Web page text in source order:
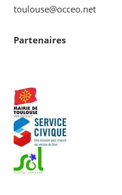
toulouse@occeo.net
Partenaires